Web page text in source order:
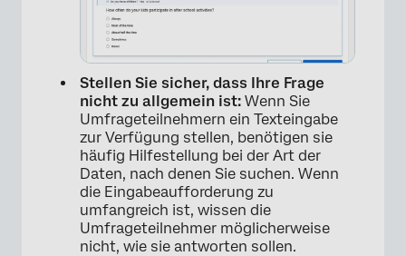
Stellen Sie sicher, dass Ihre Frage
nicht zu allgemein ist: Wenn Sie
Umfrageteilnehmern ein Texteingabe
zur Verfügung stellen, benötigen sie
häufig Hilfestellung bei der Art der
Daten, nach denen Sie suchen. Wenn
die Eingabeaufforderung zu
umfangreich ist, wissen die
Umfrageteilnehmer möglicherweise
nicht, wie sie antworten sollen.